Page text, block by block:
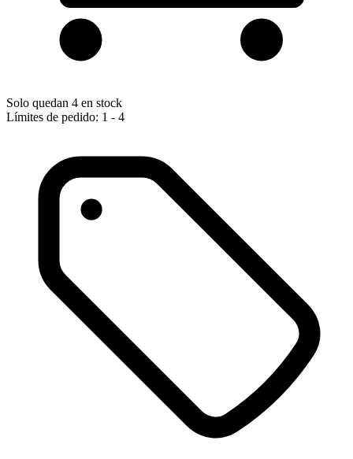
Solo quedan 4 en stock
Límites de pedido: 1 - 4